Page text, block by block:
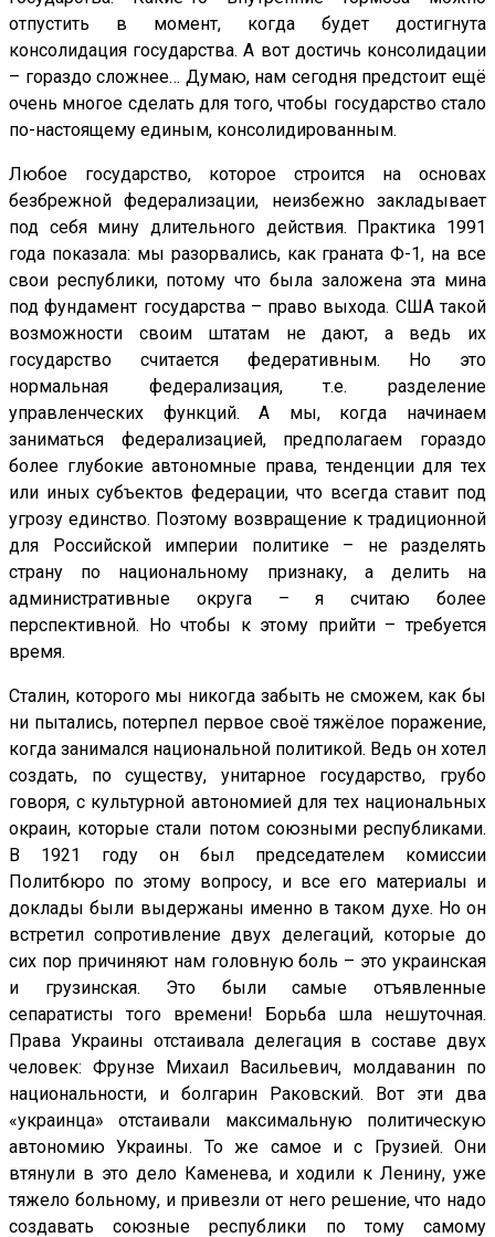
отпустить в момент, когда будет достигнута
консолидация государства. А вот достичь консолидации
– гораздо сложнее… Думаю, нам сегодня предстоит ещё
очень многое сделать для того, чтобы государство стало
по-настоящему единым, консолидированным.
Любое государство, которое строится на основах
безбрежной федерализации, неизбежно закладывает
под себя мину длительного действия. Практика 1991
года показала: мы разорвались, как граната Ф-1, на все
свои республики, потому что была заложена эта мина
под фундамент государства – право выхода. США такой
возможности своим штатам не дают, а ведь их
государство считается федеративным. Но это
нормальная федерализация, т.е. разделение
управленческих функций. А мы, когда начинаем
заниматься федерализацией, предполагаем гораздо
более глубокие автономные права, тенденции для тех
или иных субъектов федерации, что всегда ставит под
угрозу единство. Поэтому возвращение к традиционной
для Российской империи политике – не разделять
страну по национальному признаку, а делить на
административные округа – я считаю более
перспективной. Но чтобы к этому прийти – требуется
время.
Сталин, которого мы никогда забыть не сможем, как бы
ни пытались, потерпел первое своё тяжёлое поражение,
когда занимался национальной политикой. Ведь он хотел
создать, по существу, унитарное государство, грубо
говоря, с культурной автономией для тех национальных
окраин, которые стали потом союзными республиками.
В 1921 году он был председателем комиссии
Политбюро по этому вопросу, и все его материалы и
доклады были выдержаны именно в таком духе. Но он
встретил сопротивление двух делегаций, которые до
сих пор причиняют нам головную боль – это украинская
и грузинская. Это были самые отъявленные
сепаратисты того времени! Борьба шла нешуточная.
Права Украины отстаивала делегация в составе двух
человек: Фрунзе Михаил Васильевич, молдаванин по
национальности, и болгарин Раковский. Вот эти два
«украинца» отстаивали максимальную политическую
автономию Украины. То же самое и с Грузией. Они
втянули в это дело Каменева, и ходили к Ленину, уже
тяжело больному, и привезли от него решение, что надо
создавать союзные республики по тому самому